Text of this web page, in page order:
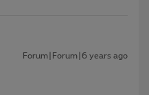
Forum|Forum|6 years ago